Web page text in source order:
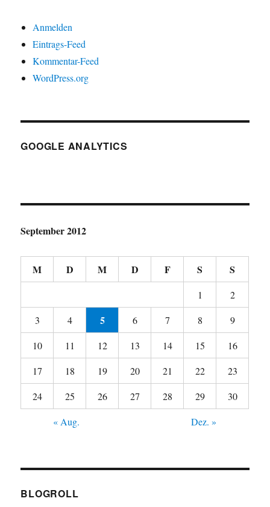
Anmelden
Eintrags-Feed
Kommentar-Feed
WordPress.org
GOOGLE ANALYTICS
September 2012
M D M D F S S
1
2
3
4 5 6 7 8
9
10
11 12 13 14 15
16
17
18 19 20 21 22
23
24
25 26 27 28 29
30
« Aug.
Dez. »
BLOGROLL